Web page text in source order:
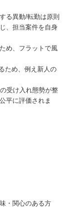
る異動/転勤は原則
、担当案件を自身
め、フラットで風
ため、例え新人の
受け入れ態勢が整
平に評価されま
・関心のある方